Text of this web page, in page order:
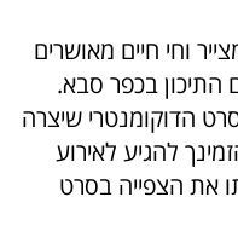
וחי חיים מאושרים
הדוקומנטרי שיצרה
להגיע לאירוע
את הצפייה בסרט